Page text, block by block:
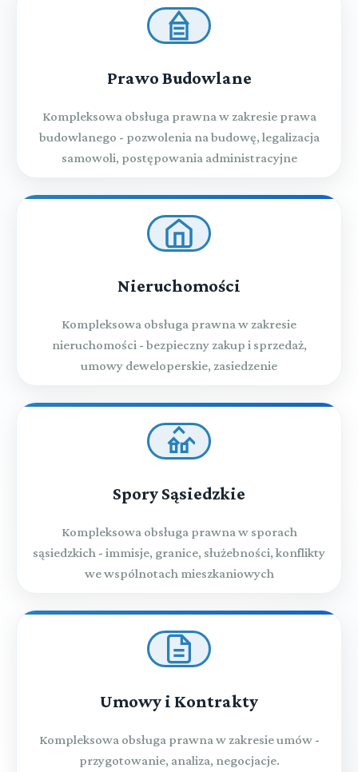
Prawo Budowlane
Kompleksowa obsługa prawna w zakresie prawa
budowlanego - pozwolenia na budowę, legalizacja
samowoli, postępowania administracyjne
Nieruchomości
Kompleksowa obsługa prawna w zakresie
nieruchomości - bezpieczny zakup i sprzedaż,
umowy deweloperskie, zasiedzenie
Spory Sąsiedzkie
Kompleksowa obsługa prawna w sporach
sąsiedzkich - immisje, granice, służebności, konflikty
we wspólnotach mieszkaniowych
Umowy i Kontrakty
Kompleksowa obsługa prawna w zakresie umów -
przygotowanie, analiza, negocjacje.